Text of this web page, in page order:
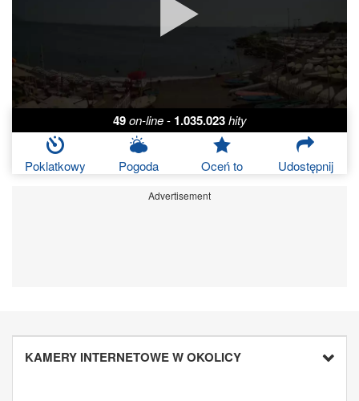
49 on-line - 1.035.023 hity
Poklatkowy Pogoda Oceń to Udostępnij
Advertisement
KAMERY INTERNETOWE W OKOLICY